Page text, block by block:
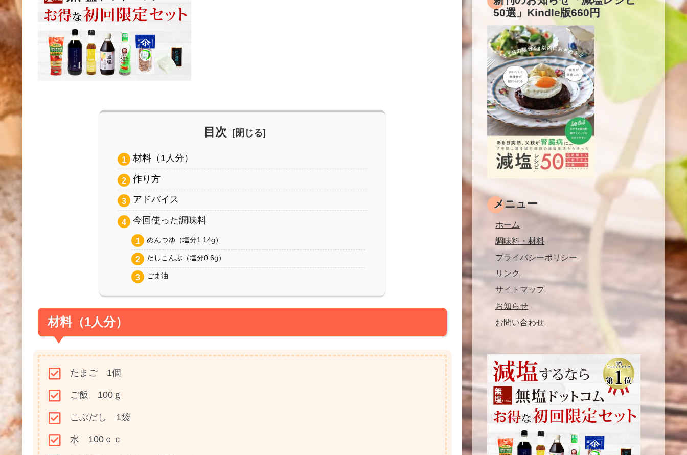
目次
材料（1人分）
作り方
アドバイス
今回使った調味料
めんつゆ（塩分1.14g）
だしこんぶ（塩分0.6g）
ごま油
材料（1人分）
たまご 1個
ご飯 100ｇ
こぶだし 1袋
水 100ｃｃ
50選」Kindle版660円
メニュー
ホーム
調味料・材料
プライバシーポリシー
リンク
サイトマップ
お知らせ
お問い合わせ